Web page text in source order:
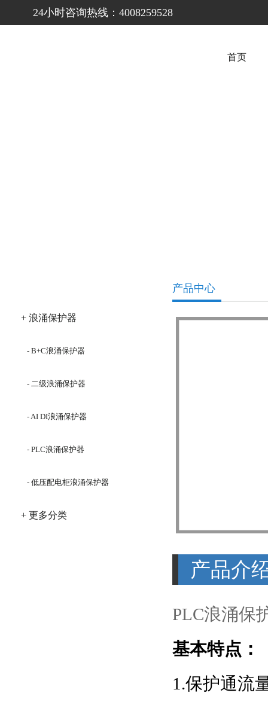
24小时咨询热线：4008259528
首页
+ 浪涌保护器
- B+C浪涌保护器
- 二级浪涌保护器
- AI DI浪涌保护器
- PLC浪涌保护器
- 低压配电柜浪涌保护器
+ 更多分类
产品中心
产品介
PLC浪涌保
基本特点：
1.保护通流